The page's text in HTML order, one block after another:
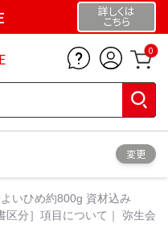
詳しくは
こちら
0
変更
いひめ約800g 資材込み
区分］項目について｜ 弥生会